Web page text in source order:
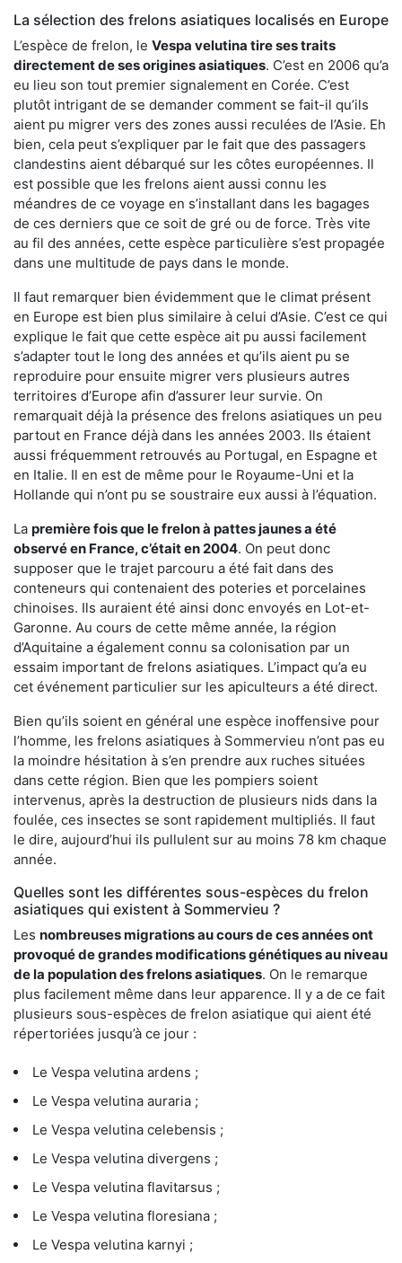
La sélection des frelons asiatiques localisés en Europe
L’espèce de frelon, le Vespa velutina tire ses traits
directement de ses origines asiatiques. C’est en 2006 qu’a
eu lieu son tout premier signalement en Corée. C’est
plutôt intrigant de se demander comment se fait-il qu’ils
aient pu migrer vers des zones aussi reculées de l’Asie. Eh
bien, cela peut s’expliquer par le fait que des passagers
clandestins aient débarqué sur les côtes européennes. Il
est possible que les frelons aient aussi connu les
méandres de ce voyage en s’installant dans les bagages
de ces derniers que ce soit de gré ou de force. Très vite
au fil des années, cette espèce particulière s’est propagée
dans une multitude de pays dans le monde.
Il faut remarquer bien évidemment que le climat présent
en Europe est bien plus similaire à celui d’Asie. C’est ce qui
explique le fait que cette espèce ait pu aussi facilement
s’adapter tout le long des années et qu’ils aient pu se
reproduire pour ensuite migrer vers plusieurs autres
territoires d’Europe afin d’assurer leur survie. On
remarquait déjà la présence des frelons asiatiques un peu
partout en France déjà dans les années 2003. Ils étaient
aussi fréquemment retrouvés au Portugal, en Espagne et
en Italie. Il en est de même pour le Royaume-Uni et la
Hollande qui n’ont pu se soustraire eux aussi à l’équation.
La première fois que le frelon à pattes jaunes a été
observé en France, c’était en 2004. On peut donc
supposer que le trajet parcouru a été fait dans des
conteneurs qui contenaient des poteries et porcelaines
chinoises. Ils auraient été ainsi donc envoyés en Lot-et-
Garonne. Au cours de cette même année, la région
d’Aquitaine a également connu sa colonisation par un
essaim important de frelons asiatiques. L’impact qu’a eu
cet événement particulier sur les apiculteurs a été direct.
Bien qu’ils soient en général une espèce inoffensive pour
l’homme, les frelons asiatiques à Sommervieu n’ont pas eu
la moindre hésitation à s’en prendre aux ruches situées
dans cette région. Bien que les pompiers soient
intervenus, après la destruction de plusieurs nids dans la
foulée, ces insectes se sont rapidement multipliés. Il faut
le dire, aujourd’hui ils pullulent sur au moins 78 km chaque
année.
Quelles sont les différentes sous-espèces du frelon
asiatiques qui existent à Sommervieu ?
Les nombreuses migrations au cours de ces années ont
provoqué de grandes modifications génétiques au niveau
de la population des frelons asiatiques. On le remarque
plus facilement même dans leur apparence. Il y a de ce fait
plusieurs sous-espèces de frelon asiatique qui aient été
répertoriées jusqu’à ce jour :
Le Vespa velutina ardens ;
Le Vespa velutina auraria ;
Le Vespa velutina celebensis ;
Le Vespa velutina divergens ;
Le Vespa velutina flavitarsus ;
Le Vespa velutina floresiana ;
Le Vespa velutina karnyi ;